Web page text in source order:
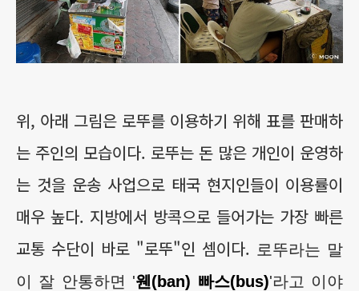
위, 아래 그림은 로뚜를 이용하기 위해 표를 판매하
는 주인의 모습이다. 로뚜는 돈 많은 개인이 운영하
는 것을 운송 사업으로 태국 현지인들이 이용률이
매우 높다. 지방에서 방콕으로 들어가는 가장 빠른
교통 수단이 바로 "로뚜"인 셈이다. 로뚜라는 말
이 잘 안통하면 '웬(ban) 빠스(bus)'라고 이야